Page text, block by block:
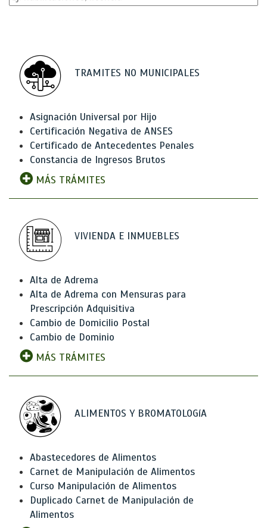
TRAMITES NO MUNICIPALES
Asignación Universal por Hijo
Certificación Negativa de ANSES
Certificado de Antecedentes Penales
Constancia de Ingresos Brutos
MÁS TRÁMITES
VIVIENDA E INMUEBLES
Alta de Adrema
Alta de Adrema con Mensuras para
Prescripción Adquisitiva
Cambio de Domicilio Postal
Cambio de Dominio
MÁS TRÁMITES
ALIMENTOS Y BROMATOLOGíA
Abastecedores de Alimentos
Carnet de Manipulación de Alimentos
Curso Manipulación de Alimentos
Duplicado Carnet de Manipulación de
Alimentos